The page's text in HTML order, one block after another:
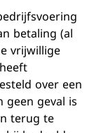
betaling (al
vrijwillige
over een
geval is
terug te